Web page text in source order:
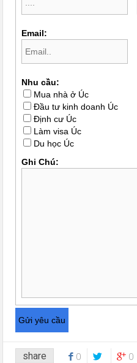
Email:
Nhu cầu:
Mua nhà ở Úc
Đầu tư kinh doanh Úc
Định cư Úc
Làm visa Úc
Du học Úc
Ghi Chú:
share 0 0